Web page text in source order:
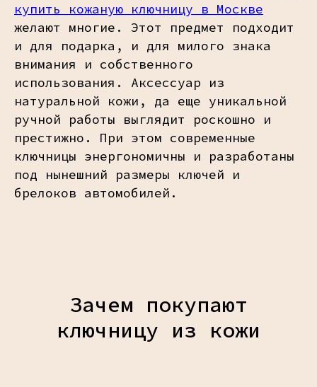
купить кожаную ключницу в Москве
желают многие. Этот предмет подходит
и для подарка, и для милого знака
внимания и собственного
использования. Аксессуар из
натуральной кожи, да еще уникальной
ручной работы выглядит роскошно и
престижно. При этом современные
ключницы энергономичны и разработаны
под нынешний размеры ключей и
брелоков автомобилей.
Зачем покупают
ключницу из кожи